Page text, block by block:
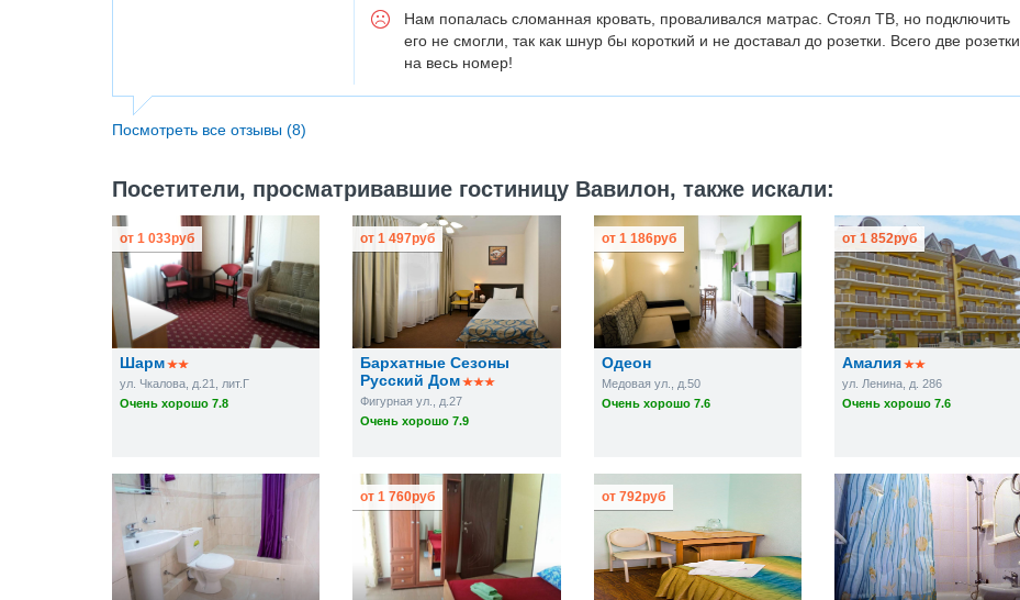
Нам попалась сломанная кровать, проваливался матрас. Стоял ТВ, но подключить
его не смогли, так как шнур бы короткий и не доставал до розетки. Всего две розетки
на весь номер!
Посмотреть все отзывы (8)
Посетители, просматривавшие гостиницу Вавилон, также искали:
Шарм
ул. Чкалова, д.21, лит.Г
Очень хорошо 7.8
от 1 033руб
Бархатные Сезоны
Русский Дом
Фигурная ул., д.27
Очень хорошо 7.9
от1 497руб
Одеон
Медовая ул., д.50
Очень хорошо 7.6
от 1 186руб
Амалия
ул. Ленина, д. 286
Очень хорошо 7.6
от1 852руб
от1 760руб от 792руб